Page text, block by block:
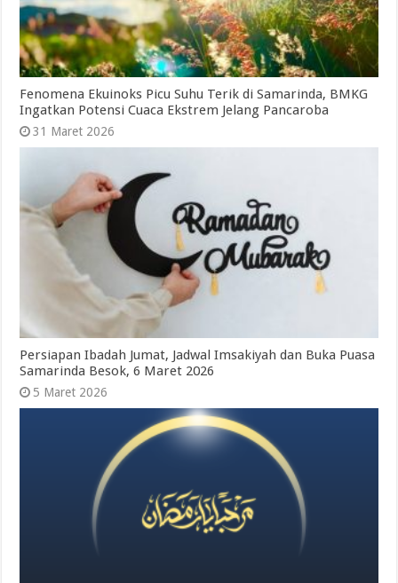
Fenomena Ekuinoks Picu Suhu Terik di Samarinda, BMKG
Ingatkan Potensi Cuaca Ekstrem Jelang Pancaroba
31 Maret 2026
Persiapan Ibadah Jumat, Jadwal Imsakiyah dan Buka Puasa
Samarinda Besok, 6 Maret 2026
5 Maret 2026